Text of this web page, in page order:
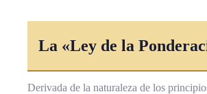
La «Ley de la
Derivada de la naturaleza de los